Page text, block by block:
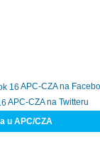
APC-CZA na
APC-CZA na Twitteru
u APC/CZA